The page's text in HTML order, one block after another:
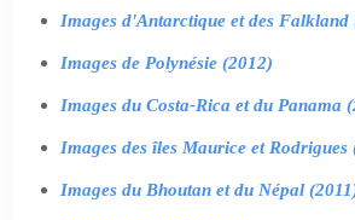
Images d'Antarctique et des Falkland
Images de Polynésie (2012)
Images du Costa-Rica et du Panama
Images des îles Maurice et Rodrigues
Images du Bhoutan et du Népal